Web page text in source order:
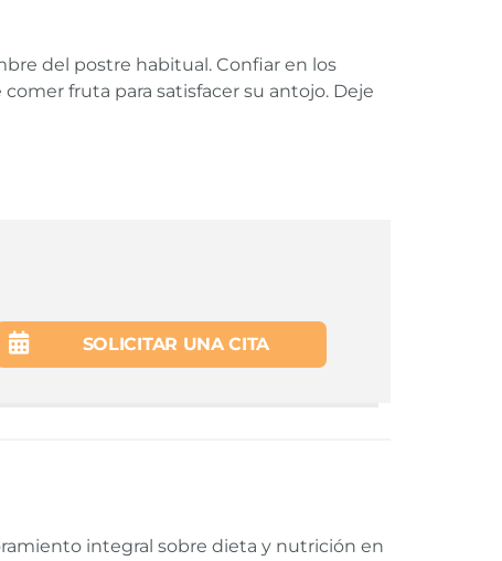
del postre habitual. Confiar en los
fruta para satisfacer su antojo. Deje
SOLICITAR UNA CITA
integral sobre dieta y nutrición en